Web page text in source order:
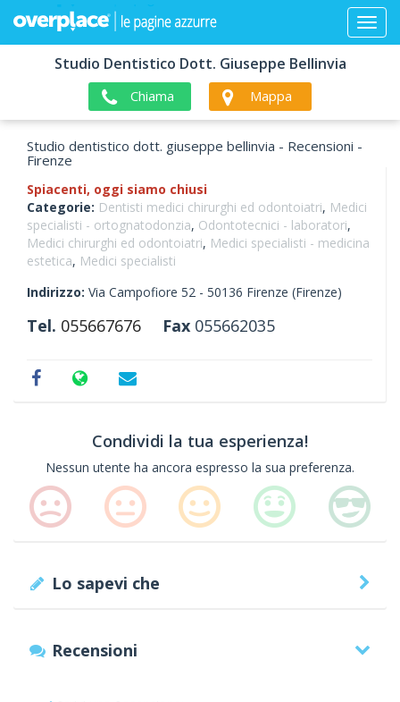
Studio Dentistico Dott. Giuseppe Bellinvia
Chiama Mappa
Studio dentistico dott. giuseppe bellinvia - Recensioni -
Firenze
Spiacenti, oggi siamo chiusi
Categorie: Dentisti medici chirurghi ed odontoiatri, Medici
specialisti - ortognatodonzia, Odontotecnici - laboratori,
Medici chirurghi ed odontoiatri, Medici specialisti - medicina
estetica, Medici specialisti
Indirizzo: Via Campofiore 52 - 50136 Firenze (Firenze)
Tel. 055667676 Fax 055662035
Condividi la tua esperienza!
Nessun utente ha ancora espresso la sua preferenza.
Lo sapevi che
Recensioni